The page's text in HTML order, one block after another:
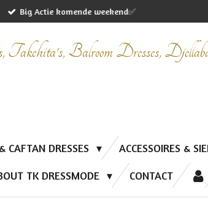
Big Actie komende weekend✅
Balroom Dresses,
CAFTAN DRESSES ACCESSOIRES &
TK DRESSMODE CONTACT